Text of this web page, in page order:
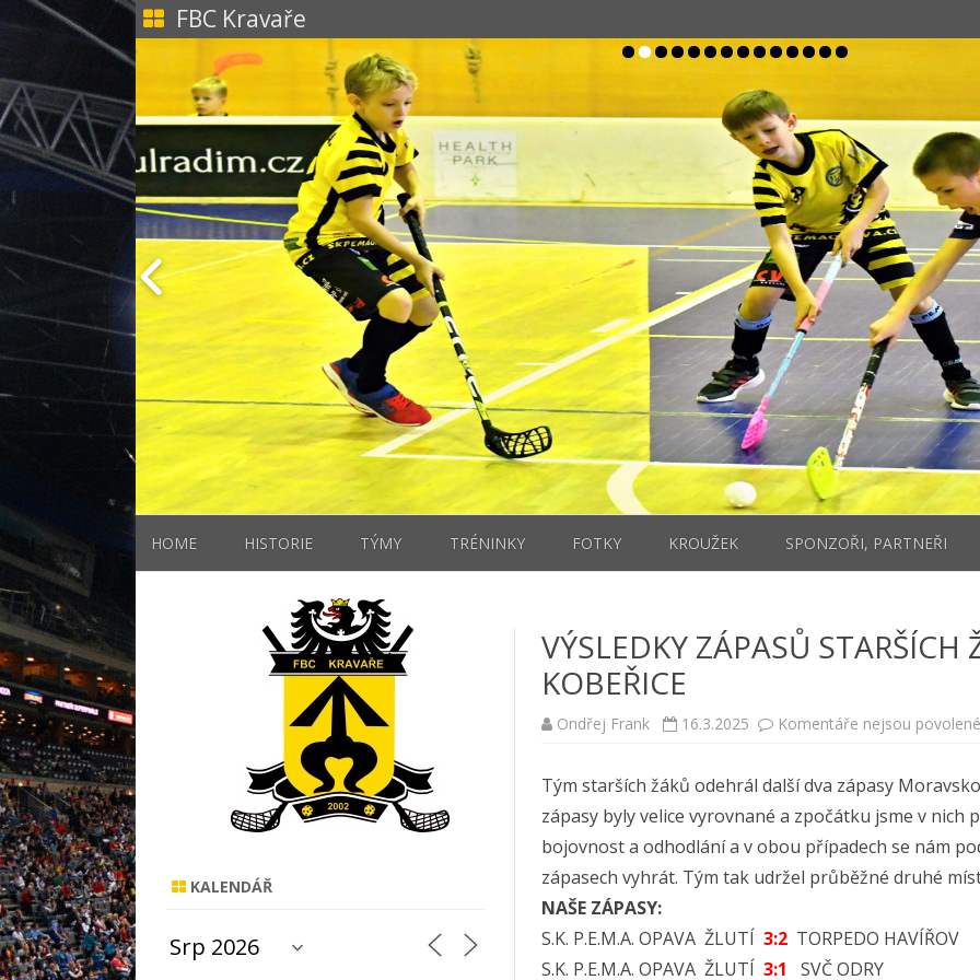
FBC Kravaře
Skip to content
HOME HISTORIE TÝMY
SEZÓNA 2016/2017
STARŠÍ ŽÁCI SOUPISKA
ROZPIS ZÁPASŮ
TABULKA
MLADŠÍ ŽÁCI SOUPISKA
ROZPIS TURNAJŮ
TURNAJŮ
ELÉVOVÉ SOUPISKA
VÝSLEDKY ODEHRANÝCH
TURNAJŮ
TRÉNINKY FOTKY KROUŽEK SPONZOŘI, PARTNEŘI
S.K. P.E.M.A. OPAVA
CVC KRAVAŘE
AUTOŠKOLA OK
LYSEK PETR SPEDITION
ARMIN FOTO
VÝSLEDKY ZÁPASŮ
KOBEŘICE
Ondřej Frank 16.3.2025 Komentáře nejsou povolené
Tým starších žáků odehrál další dva zápasy
zápasy byly velice vyrovnané a zpočátku jsme v nich
bojovnost a odhodlání a v obou případech se nám
zápasech vyhrát. Tým tak udržel průběžné druhé
NAŠE ZÁPASY:
S.K. P.E.M.A. OPAVA ŽLUTÍ3:2 TORPEDO HAVÍŘOV
S.K. P.E.M.A. OPAVA ŽLUTÍ3:1 SVČ ODRY
KALENDÁŘ